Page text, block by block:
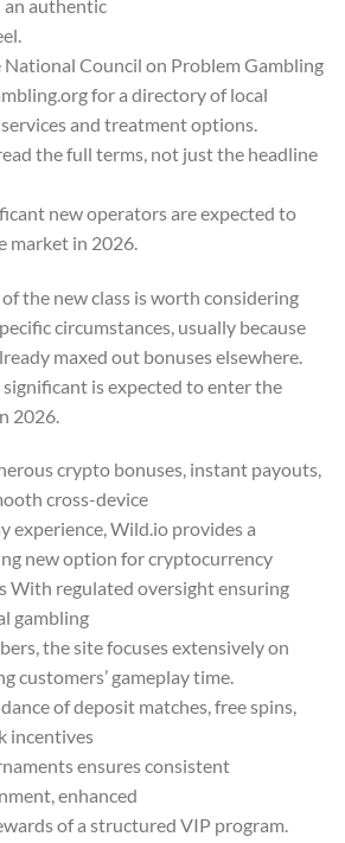
an authentic
Council on Problem Gambling
for a directory of local
and treatment options.
the full terms, not just the headline
new operators are expected to
market in 2026.
the new class is worth considering
circumstances, usually because
maxed out bonuses elsewhere.
is expected to enter the
2026.
crypto bonuses, instant payouts,
cross-device
experience, Wild.io provides a
new option for cryptocurrency
With regulated oversight ensuring
gambling
the site focuses extensively on
customers’ gameplay time.
of deposit matches, free spins,
incentives
ensures consistent
enhanced
of a structured VIP program.